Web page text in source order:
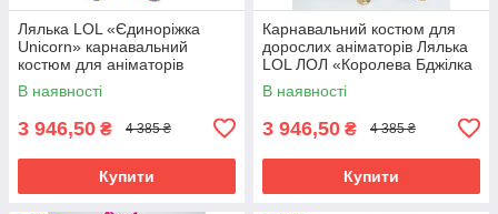
Лялька LOL «Єдиноріжка
Unicorn» карнавальний
костюм для аніматорів
В наявності
3 946,50 ₴ 4 385 ₴
Купити
Карнавальний костюм для
дорослих аніматорів Лялька
LOL ЛОЛ «Королева Бджілка
(Queen Bee)»
В наявності
3 946,50 ₴ 4 385 ₴
Купити